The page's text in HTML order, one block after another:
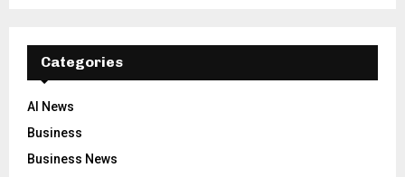
Categories
AI News
Business
Business News